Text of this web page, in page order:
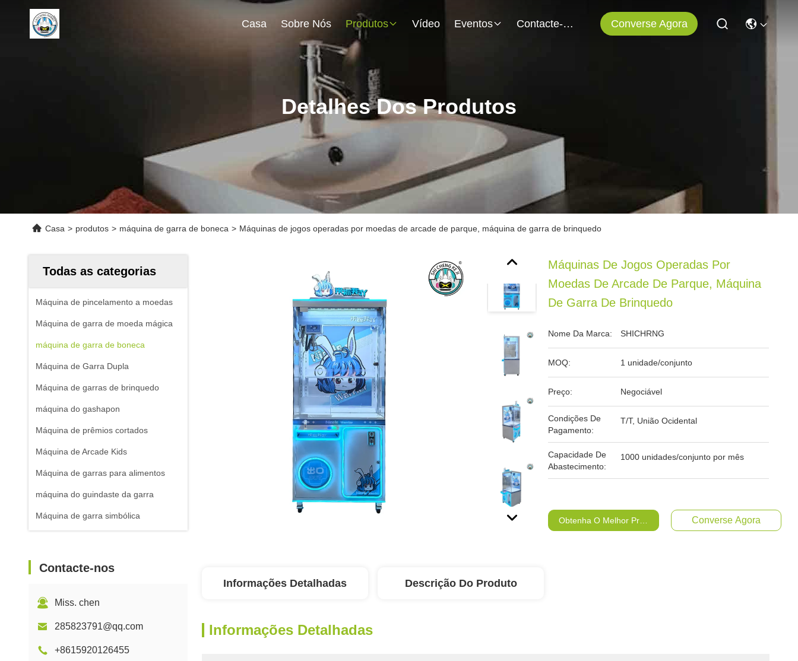
Casa Sobre Nós Produtos Vídeo Eventos Contacte-Nos Converse Agora
Detalhes Dos Produtos
Casa > produtos > máquina de garra de boneca > Máquinas de jogos operadas por moedas de arcade de parque, máquina de garra de brinquedo
Todas as categorias
Máquina de pincelamento a moedas
Máquina de garra de moeda mágica
máquina de garra de boneca
Máquina de Garra Dupla
Máquina de garras de brinquedo
máquina do gashapon
Máquina de prêmios cortados
Máquina de Arcade Kids
Máquina de garras para alimentos
máquina do guindaste da garra
Máquina de garra simbólica
Contacte-nos
Miss. chen
285823791@qq.com
+8615920126455
Máquinas De Jogos Operadas Por
Moedas De Arcade De Parque, Máquina
De Garra De Brinquedo
Nome Da Marca: SHICHRNG
MOQ: 1 unidade/conjunto
Preço: Negociável
Condições De
Pagamento:
T/T, União Ocidental
Capacidade De
Abastecimento:
1000 unidades/conjunto por mês
Obtenha O Melhor Preço Converse Agora
Informações Detalhadas Descrição Do Produto
Informações Detalhadas